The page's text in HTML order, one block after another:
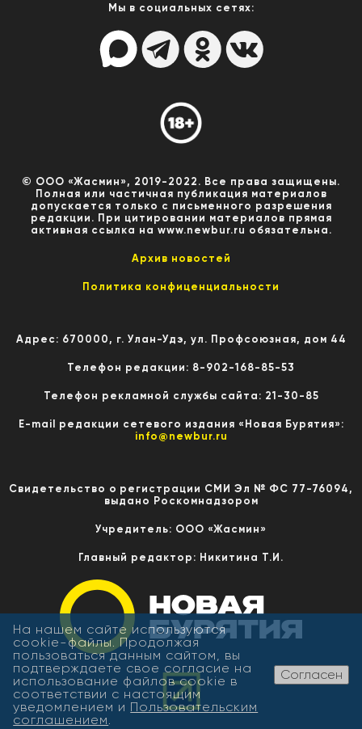
Мы в социальных сетях:
© ООО «Жасмин», 2019-2022. Все права защищены.
Полная или частичная публикация материалов
допускается только с письменного разрешения
редакции. При цитировании материалов прямая
активная ссылка на www.newbur.ru обязательна.
Архив новостей
Политика конфиценциальности
Адрес: 670000, г. Улан-Удэ, ул. Профсоюзная, дом 44
Телефон редакции: 8-902-168-85-53
Телефон рекламной службы сайта: 21-30-85
E-mail редакции сетевого издания «Новая Бурятия»:
info@newbur.ru
Свидетельство о регистрации СМИ Эл № ФС 77-76094,
выдано Роскомнадзором
Учредитель: ООО «Жасмин»
Главный редактор: Никитина Т.И.
На нашем сайте используются
cookie-файлы. Продолжая
пользоваться данным сайтом, вы
подтверждаете свое согласие на
использование файлов cookie в
соответствии с настоящим
уведомлением и Пользовательским
соглашением.
Согласен